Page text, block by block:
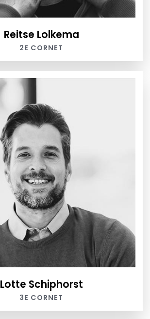
Reitse Lolkema
2E CORNET
Lotte Schiphorst
3E CORNET